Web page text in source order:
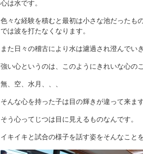
心は水です。
色々な経験を積むと最初は小さな池だったも
では波を打たなくなります。
また日々の稽古により水は濾過され澄んでい
強い心というのは、このようにきれいな心の
無、空、水月、、、
そんな心を持った子は目の輝きが違って来ます
そう心ってじつは目に見えるものなんです。
イキイキと試合の様子を話す姿をそんなこと